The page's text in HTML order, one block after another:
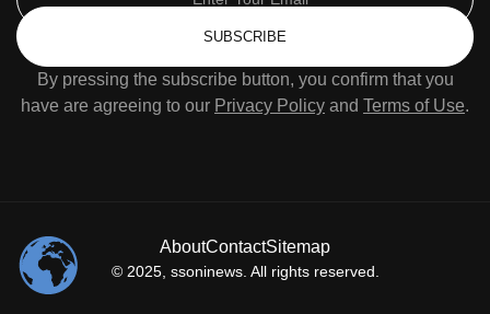
SUBSCRIBE
By pressing the subscribe button, you confirm that you
have are agreeing to our Privacy Policy and Terms of Use.
© 2025, ssoninews. All rights reserved.
AboutContactSitemap